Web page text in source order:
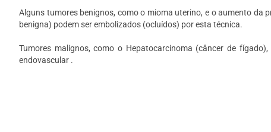
Alguns tumores benignos, como o mioma uterino, e o aumento da
benigna) podem ser embolizados (ocluídos) por esta técnica.
Tumores malignos, como o Hepatocarcinoma (câncer de
endovascular .